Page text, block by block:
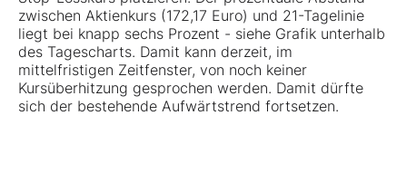
zwischen Aktienkurs (172,17 Euro) und 21-Tagelinie
liegt bei knapp sechs Prozent - siehe Grafik unterhalb
des Tagescharts. Damit kann derzeit, im
mittelfristigen Zeitfenster, von noch keiner
Kursüberhitzung gesprochen werden. Damit dürfte
sich der bestehende Aufwärtstrend fortsetzen.